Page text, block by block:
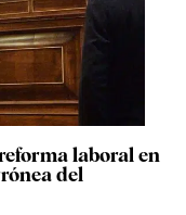
laboral en
del